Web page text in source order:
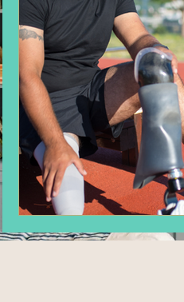
Energie electrica
Insolventa persoanei